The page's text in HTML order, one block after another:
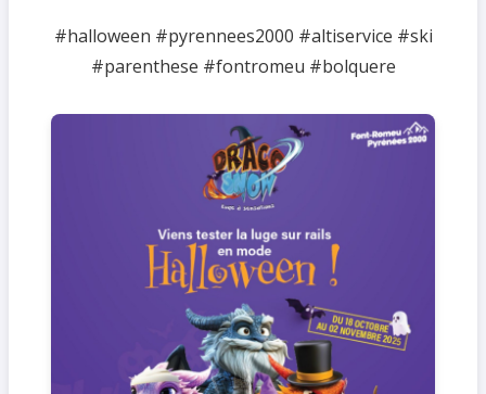
#halloween #pyrennees2000 #altiservice #ski
#parenthese #fontromeu #bolquere